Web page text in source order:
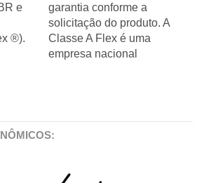
e
®).
garantia conforme a
solicitação do produto. A
Classe A Flex é uma
empresa nacional